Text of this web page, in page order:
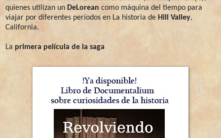
quienes utilizan un DeLorean como máquina del tiempo para
viajar por diferentes períodos en La historia de Hill Valley,
California.
La primera película de la saga